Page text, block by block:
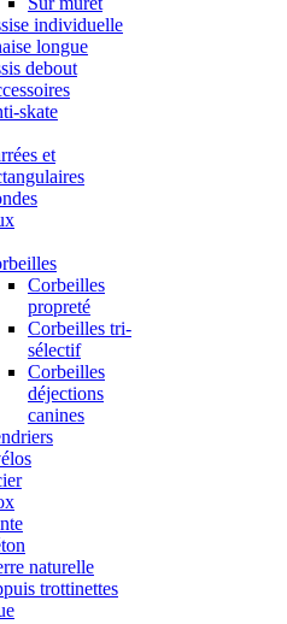
individuelle
longue
debout
skate
et
Corbeilles
propreté
Corbeilles tri-
sélectif
Corbeilles
déjections
canines
naturelle
trottinettes